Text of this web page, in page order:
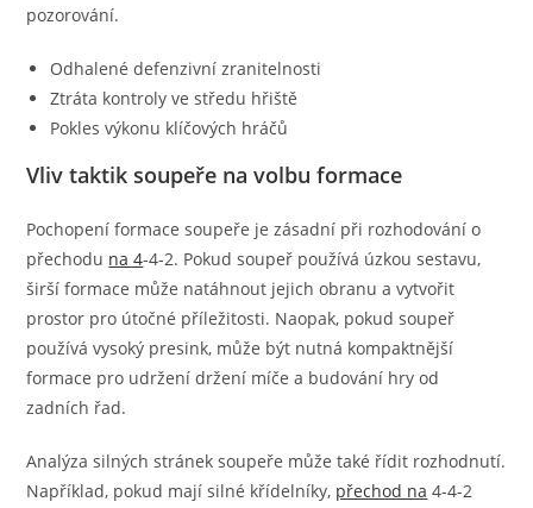
pozorování.
Odhalené defenzivní zranitelnosti
Ztráta kontroly ve středu hřiště
Pokles výkonu klíčových hráčů
Vliv taktik soupeře na volbu formace
Pochopení formace soupeře je zásadní při rozhodování o
přechodu na 4-4-2. Pokud soupeř používá úzkou sestavu,
širší formace může natáhnout jejich obranu a vytvořit
prostor pro útočné příležitosti. Naopak, pokud soupeř
používá vysoký presink, může být nutná kompaktnější
formace pro udržení držení míče a budování hry od
zadních řad.
Analýza silných stránek soupeře může také řídit rozhodnutí.
Například, pokud mají silné křídelníky, přechod na 4-4-2